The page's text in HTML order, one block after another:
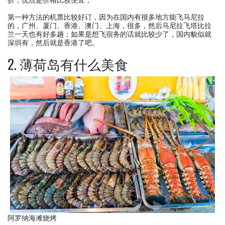
第一种方法的机票比较好订，因为在国内有很多地方能飞马尼拉
的，广州、厦门、香港、澳门、上海，很多，然后马尼拉飞塔比拉
兰一天也有好多趟；如果是想飞宿务的话就比较少了，国内貌似就
深圳有，然后就是香港了吧。
2. 薄荷岛有什么美食
阿罗纳海滩烧烤